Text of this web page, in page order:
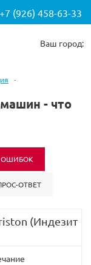
+7 (926) 458-63-33
Ваш город:
-
- что
ОТВЕТ
(Индезит